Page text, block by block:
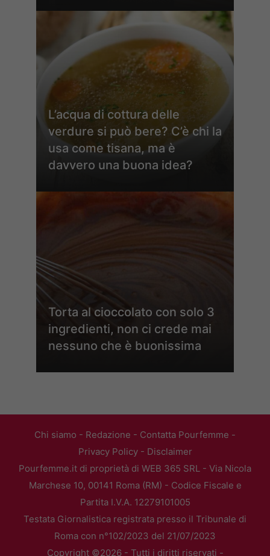
L’acqua di cottura delle
verdure si può bere? C’è chi la
usa come tisana, ma è
davvero una buona idea?
Torta al cioccolato con solo 3
ingredienti, non ci crede mai
nessuno che è buonissima
Chi siamo - Redazione - Contatta Pourfemme -
Privacy Policy- Disclaimer
Pourfemme.it di proprietà di WEB 365 SRL - Via Nicola
Marchese 10, 00141 Roma (RM) - Codice Fiscale e
Partita I.V.A. 12279101005
Testata Giornalistica registrata presso il Tribunale di
Roma con n°102/2023 del 21/07/2023
Copyright ©2026 - Tutti i diritti riservati -